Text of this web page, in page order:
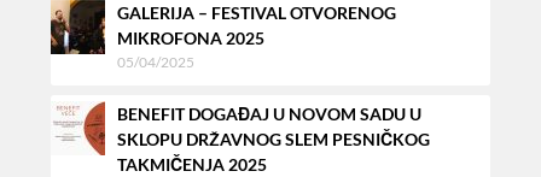
GALERIJA – FESTIVAL OTVORENOG
MIKROFONA 2025
05/04/2025
BENEFIT DOGAĐAJ U NOVOM SADU U
SKLOPU DRŽAVNOG SLEM PESNIČKOG
TAKMIČENJA 2025